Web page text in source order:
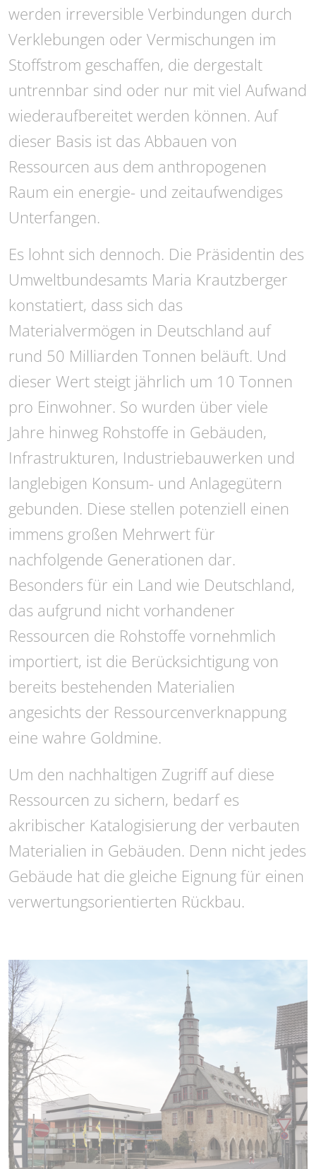
werden irreversible Verbindungen durch
Verklebungen oder Vermischungen im
Stoffstrom geschaffen, die dergestalt
untrennbar sind oder nur mit viel Aufwand
wiederaufbereitet werden können. Auf
dieser Basis ist das Abbauen von
Ressourcen aus dem anthropogenen
Raum ein energie- und zeitaufwendiges
Unterfangen.
Es lohnt sich dennoch. Die Präsidentin des
Umweltbundesamts Maria Krautzberger
konstatiert, dass sich das
Materialvermögen in Deutschland auf
rund 50 Milliarden Tonnen beläuft. Und
dieser Wert steigt jährlich um 10 Tonnen
pro Einwohner. So wurden über viele
Jahre hinweg Rohstoffe in Gebäuden,
Infrastrukturen, Industriebauwerken und
langlebigen Konsum- und Anlagegütern
gebunden. Diese stellen potenziell einen
immens großen Mehrwert für
nachfolgende Generationen dar.
Besonders für ein Land wie Deutschland,
das aufgrund nicht vorhandener
Ressourcen die Rohstoffe vornehmlich
importiert, ist die Berücksichtigung von
bereits bestehenden Materialien
angesichts der Ressourcenverknappung
eine wahre Goldmine.
Um den nachhaltigen Zugriff auf diese
Ressourcen zu sichern, bedarf es
akribischer Katalogisierung der verbauten
Materialien in Gebäuden. Denn nicht jedes
Gebäude hat die gleiche Eignung für einen
verwertungsorientierten Rückbau.